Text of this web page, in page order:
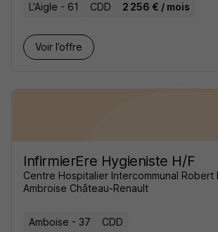
L'Aigle - 61 CDD 2 256 € / mois
Voir l’offre
InfirmierEre Hygieniste H/F
Centre Hospitalier Intercommunal Robert
Ambroise Château-Renault
Amboise - 37 CDD